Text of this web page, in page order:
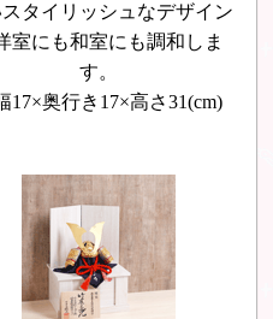
タイリッシュなデザイン
室にも和室にも調和しま
す。
17×奥行き17×高さ31(cm)